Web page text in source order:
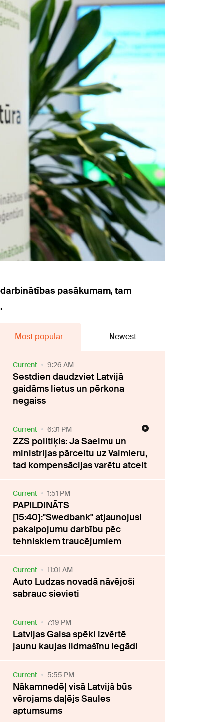
pasākumam, tam
Most popular Newest
Current 9:26 AM
Sestdien daudzviet Latvijā
gaidāms lietus un pērkona
negaiss
Current 6:31 PM
ZZS politiķis: Ja Saeimu un
ministrijas pārceltu uz Valmieru,
tad kompensācijas varētu atcelt
Current 1:51 PM
PAPILDINĀTS
[15:40]:"Swedbank" atjaunojusi
pakalpojumu darbību pēc
tehniskiem traucējumiem
Current 11:01 AM
Auto Ludzas novadā nāvējoši
sabrauc sievieti
Current 7:19 PM
Latvijas Gaisa spēki izvērtē
jaunu kaujas lidmašīnu iegādi
Current 5:55 PM
Nākamnedēļ visā Latvijā būs
vērojams daļējs Saules
aptumsums